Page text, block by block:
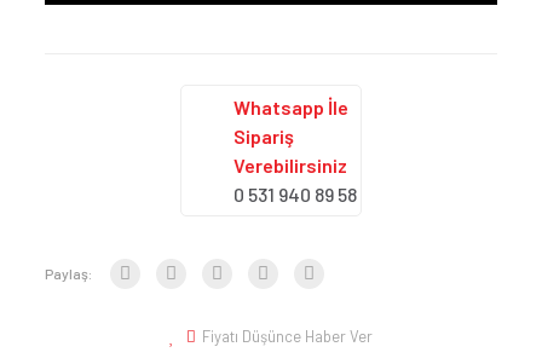
Whatsapp İle
Sipariş
Verebilirsiniz
0 531 940 89 58
Paylaş:
Fiyatı Düşünce Haber Ver